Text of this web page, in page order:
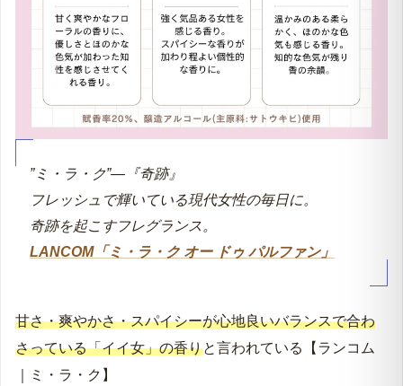
”ミ・ラ・ク”―『奇跡』
フレッシュで輝いている現代女性の毎日に。
奇跡を起こすフレグランス。
LANCOM「ミ・ラ・ク オー ドゥ パルファン」
甘さ・爽やかさ・スパイシーが心地良いバランスで合わ
さっている「イイ女」の香りと言われている【ランコム
｜ミ・ラ・ク】